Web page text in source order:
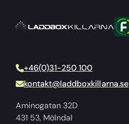
+46(0)31-250 100
kontakt@laddboxkillarna.se
Aminogatan 32D
431 53, Mölndal